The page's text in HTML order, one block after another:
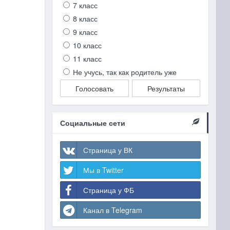
7 класс
8 класс
9 класс
10 класс
11 класс
Не учусь, так как родитель уже
Голосовать
Результаты
Социальные сети
Страница у ВК
Мы в Twitter
Страница у ФБ
Канал в Telegram